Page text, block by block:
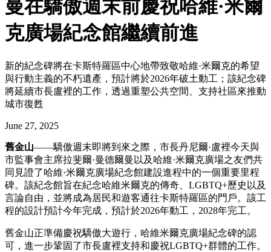
曼在驕傲週末前慶祝哈維·米爾
克廣場紀念館繼續前進
新的紀念碑將在卡斯特羅區中心地帶致敬哈維·米爾克的希望
與行動主義的不朽遺產，預計將於2026年破土動工；該紀念碑
將延續市長盧裡的工作，透過重塑公共空間、支持社區來推動
城市復甦
June 27, 2025
舊金山——驕傲週末即將到來之際，市長丹尼爾·盧裡今天與
市監事會主席拉斐爾·曼德爾曼以及哈維·米爾克廣場之友們共
同見證了哈維·米爾克廣場紀念館建設進程中的一個重要里程
碑。該紀念館旨在紀念哈維米爾克的傳奇、LGBTQ+歷史以及
言論自由，並將成為居民和遊客通往卡斯特羅區的門戶。該工
程的設計預計今年完成，預計於2026年動工，2028年完工。
舊金山正準備慶祝驕傲大遊行，哈維米爾克廣場紀念碑的認
可，進一步鞏固了市長盧裡支持和慶祝LGBTQ+群體的工作。